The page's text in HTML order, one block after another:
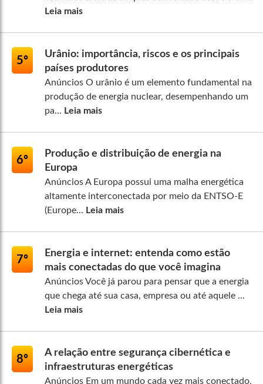
Leia mais
5º
Urânio: importância, riscos e os principais
países produtores
Anúncios O urânio é um elemento fundamental na
produção de energia nuclear, desempenhando um
pa... Leia mais
6º
Produção e distribuição de energia na
Europa
Anúncios A Europa possui uma malha energética
altamente interconectada por meio da ENTSO-E
(Europe... Leia mais
7º
Energia e internet: entenda como estão
mais conectadas do que você imagina
Anúncios Você já parou para pensar que a energia
que chega até sua casa, empresa ou até aquele ...
Leia mais
8º
A relação entre segurança cibernética e
infraestruturas energéticas
Anúncios Em um mundo cada vez mais conectado,